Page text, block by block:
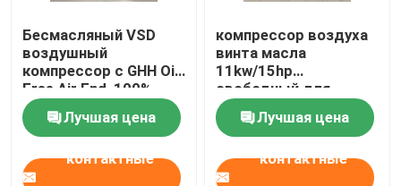
Бесмасляный VSD
воздушный
компрессор с GHH Oil
Free Air End, 100%
сухой и чистый
воздухЛучшая цена
контактные
компрессор воздуха
винта масла
11kw/15hp
свободный для
food&beverage
Лучшая цена
контактные